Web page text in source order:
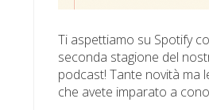
Ti aspettiamo su Spotify
seconda stagione del
podcast! Tante novità ma
che avete imparato a